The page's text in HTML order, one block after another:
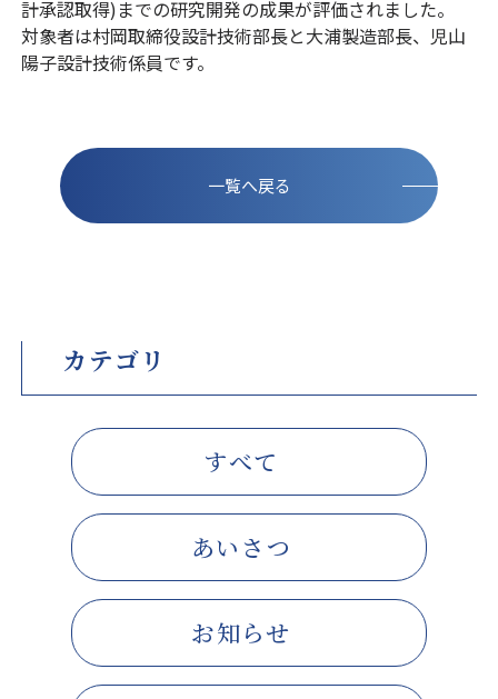
計承認取得)までの研究開発の成果が評価されました。
対象者は村岡取締役設計技術部長と大浦製造部長、児山
陽子設計技術係員です。
一覧へ戻る
カテゴリ
すべて
あいさつ
お知らせ